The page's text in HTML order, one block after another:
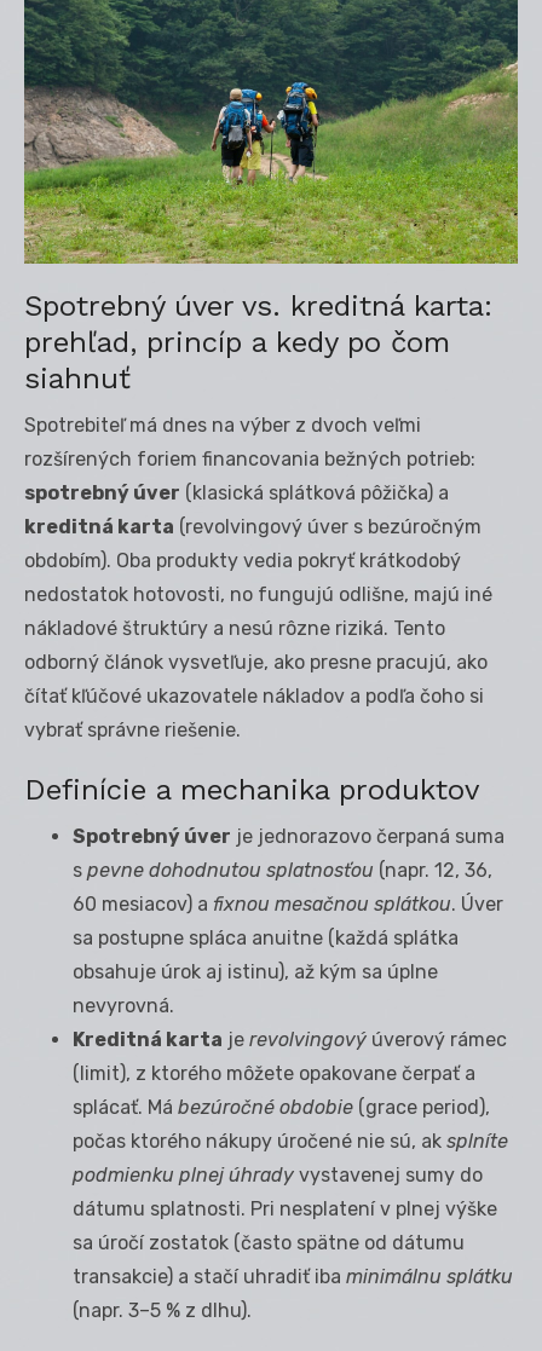
Spotrebný úver vs. kreditná karta:
prehľad, princíp a kedy po čom
siahnuť
Spotrebiteľ má dnes na výber z dvoch veľmi
rozšírených foriem financovania bežných potrieb:
spotrebný úver (klasická splátková pôžička) a
kreditná karta (revolvingový úver s bezúročným
obdobím). Oba produkty vedia pokryť krátkodobý
nedostatok hotovosti, no fungujú odlišne, majú iné
nákladové štruktúry a nesú rôzne riziká. Tento
odborný článok vysvetľuje, ako presne pracujú, ako
čítať kľúčové ukazovatele nákladov a podľa čoho si
vybrať správne riešenie.
Definície a mechanika produktov
Spotrebný úver je jednorazovo čerpaná suma
s pevne dohodnutou splatnosťou (napr. 12, 36,
60 mesiacov) a fixnou mesačnou splátkou. Úver
sa postupne spláca anuitne (každá splátka
obsahuje úrok aj istinu), až kým sa úplne
nevyrovná.
Kreditná karta je revolvingový úverový rámec
(limit), z ktorého môžete opakovane čerpať a
splácať. Má bezúročné obdobie (grace period),
počas ktorého nákupy úročené nie sú, ak splníte
podmienku plnej úhrady vystavenej sumy do
dátumu splatnosti. Pri nesplatení v plnej výške
sa úročí zostatok (často spätne od dátumu
transakcie) a stačí uhradiť iba minimálnu splátku
(napr. 3–5 % z dlhu).